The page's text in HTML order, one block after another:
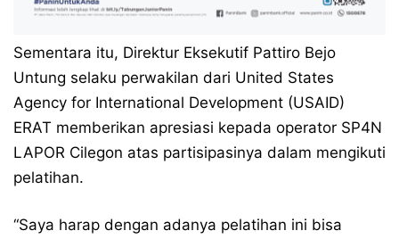
Sementara itu, Direktur Eksekutif Pattiro Bejo
Untung selaku perwakilan dari United States
Agency for International Development (USAID)
ERAT memberikan apresiasi kepada operator SP4N
LAPOR Cilegon atas partisipasinya dalam mengikuti
pelatihan.
“Saya harap dengan adanya pelatihan ini bisa